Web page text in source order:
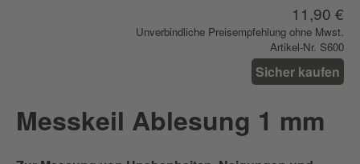
11,90 €
Unverbindliche Preisempfehlung ohne Mwst.
Artikel-Nr. S600
Sicher kaufen
Messkeil Ablesung 1 mm